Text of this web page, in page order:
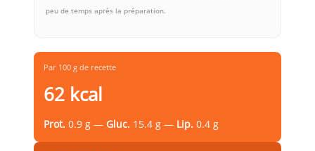
peu de temps après la préparation.
Par 100 g de recette
62 kcal
Prot. 0.9 g — Gluc. 15.4 g — Lip. 0.4 g